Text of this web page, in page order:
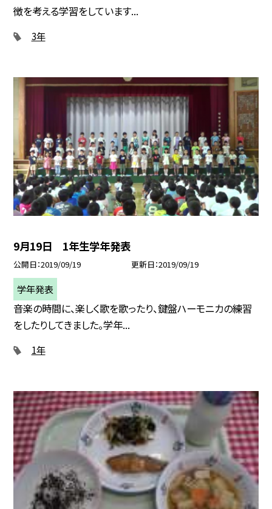
徴を考える学習をしています...
3年
9月19日 1年生学年発表
公開日 2019/09/19 更新日 2019/09/19
学年発表
音楽の時間に、楽しく歌を歌ったり、鍵盤ハーモニカの練習
をしたりしてきました。学年...
1年